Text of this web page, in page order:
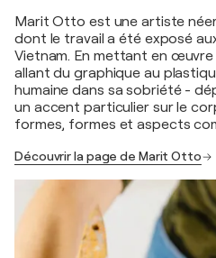
Marit Otto est une artiste
dont le travail a été exposé
Vietnam. En mettant en
allant du graphique au
humaine dans sa sobriété -
un accent particulier sur le
formes, formes et aspects
Découvrir la page de Marit Otto